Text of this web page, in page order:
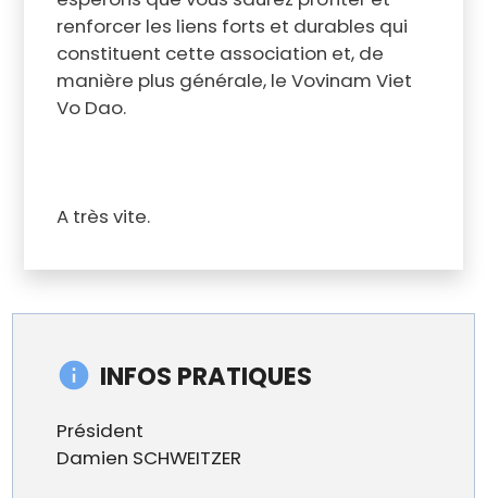
renforcer les liens forts et durables qui
constituent cette association et, de
manière plus générale, le Vovinam Viet
Vo Dao.
A très vite.
INFOS PRATIQUES
Président
Damien SCHWEITZER